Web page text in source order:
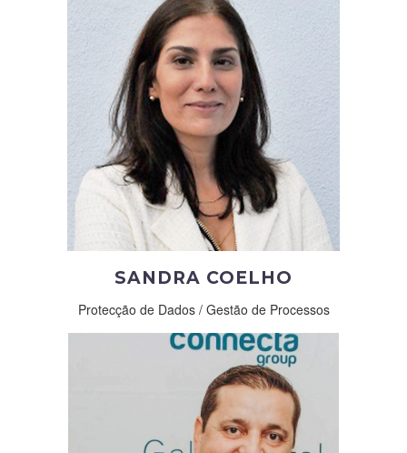
SANDRA COELHO
Protecção de Dados / Gestão de Processos